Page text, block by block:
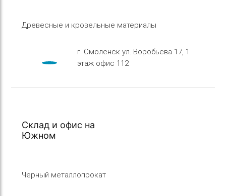
Древесные и кровельные материалы
г. Смоленск ул. Воробьева 17, 1
этаж офис 112
Склад и офис на
Южном
Черный металлопрокат